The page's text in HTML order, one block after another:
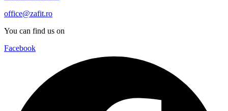
office@zafit.ro
You can find us on
Facebook